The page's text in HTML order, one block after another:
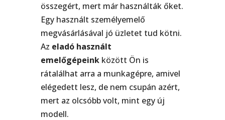
összegért, mert már használták őket.
Egy használt személyemelő
megvásárlásával jó üzletet tud kötni.
Az eladó használt
emelőgépeinkközött Ön is
rátalálhat arra a munkagépre, amivel
elégedett lesz, de nem csupán azért,
mert az olcsóbb volt, mint egy új
modell.